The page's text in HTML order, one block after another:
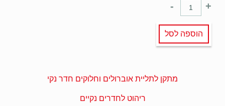
+
-
הוספה לסל
מתקן לתליית אוברולים וחלוקים חדר נקי
ריהוט לחדרים נקיים